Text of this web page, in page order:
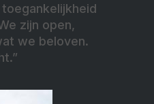
zijn open,
we beloven.